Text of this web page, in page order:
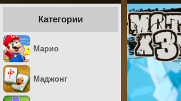
Категории
Марио
Маджонг